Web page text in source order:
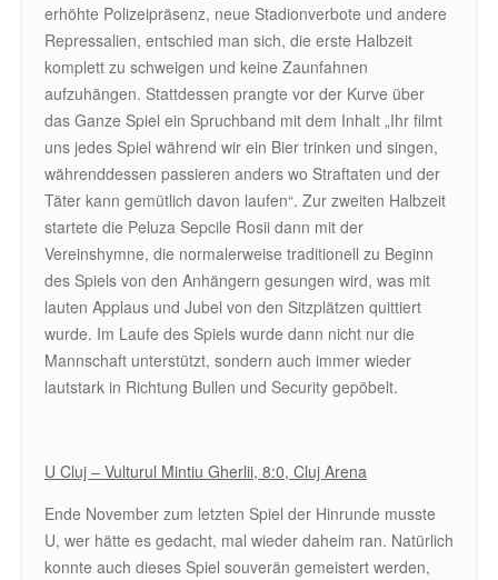
erhöhte Polizeipräsenz, neue Stadionverbote und andere
Repressalien, entschied man sich, die erste Halbzeit
komplett zu schweigen und keine Zaunfahnen
aufzuhängen. Stattdessen prangte vor der Kurve über
das Ganze Spiel ein Spruchband mit dem Inhalt „Ihr filmt
uns jedes Spiel während wir ein Bier trinken und singen,
währenddessen passieren anders wo Straftaten und der
Täter kann gemütlich davon laufen“. Zur zweiten Halbzeit
startete die Peluza Sepcile Rosii dann mit der
Vereinshymne, die normalerweise traditionell zu Beginn
des Spiels von den Anhängern gesungen wird, was mit
lauten Applaus und Jubel von den Sitzplätzen quittiert
wurde. Im Laufe des Spiels wurde dann nicht nur die
Mannschaft unterstützt, sondern auch immer wieder
lautstark in Richtung Bullen und Security gepöbelt.
U Cluj – Vulturul Mintiu Gherlii, 8:0, Cluj Arena
Ende November zum letzten Spiel der Hinrunde musste
U, wer hätte es gedacht, mal wieder daheim ran. Natürlich
konnte auch dieses Spiel souverän gemeistert werden,